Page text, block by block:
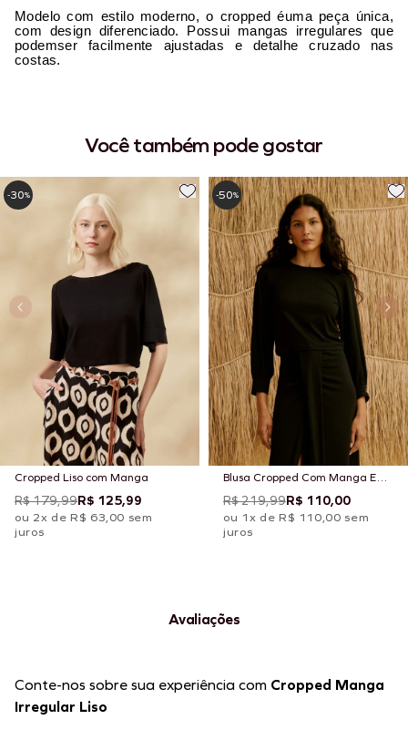
Modelo com estilo moderno, o cropped éuma peça única,
com design diferenciado. Possui mangas irregulares que
podemser facilmente ajustadas e detalhe cruzado nas
costas.
Você também pode gostar
Cropped Liso com Manga
R$ 179,99R$ 125,99
ou 2x de R$ 63,00 sem
juros
-30%
Blusa Cropped Com Manga E
Punho
R$ 219,99R$ 110,00
ou 1x de R$ 110,00 sem
juros
-50%
Avaliações
Conte-nos sobre sua experiência com Cropped Manga
Irregular Liso